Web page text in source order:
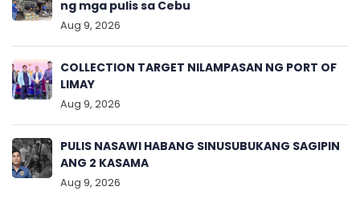
ng mga pulis sa Cebu
Aug 9, 2026
COLLECTION TARGET NILAMPASAN NG PORT OF
LIMAY
Aug 9, 2026
PULIS NASAWI HABANG SINUSUBUKANG SAGIPIN
ANG 2 KASAMA
Aug 9, 2026